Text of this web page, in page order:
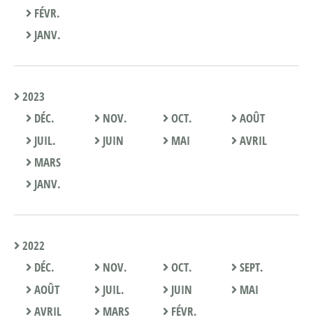
FÉVR.
JANV.
2023
DÉC.
NOV. OCT.
AOÛT
JUIL.
JUIN MAI
AVRIL
MARS
JANV.
2022
DÉC.
NOV. OCT.
SEPT.
AOÛT
JUIL. JUIN
MAI
AVRIL
MARS
FÉVR.